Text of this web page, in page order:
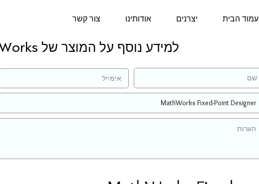
עמוד הבית יצרנים אודותינו צור קשר
למידע נוסף על המוצר של MathWorks והצעת מחיר: